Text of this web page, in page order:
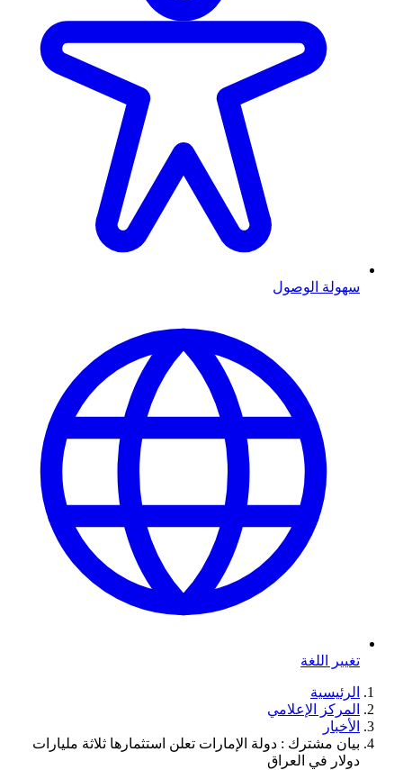
سهولة الوصول
تغيير اللغة
الرئيسية
المركز الإعلامي
الأخبار
بيان مشترك : دولة الإمارات تعلن استثمارها ثلاثة مليارات
دولار في العراق